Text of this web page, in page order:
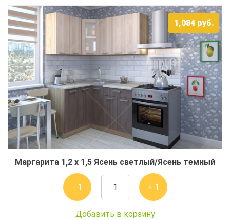
1,084 руб.
Маргарита 1,2 x 1,5 Ясень светлый/Ясень темный
- 1 + 1
Добавить в корзину